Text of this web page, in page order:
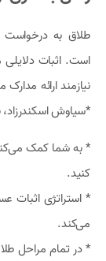
طلاق به درخواست
است. اثبات
نیازمند ارائه
*سیاوش
* به شما کمک
کنید.
* استراتژی
می‌کند.
* در تمام مراحل